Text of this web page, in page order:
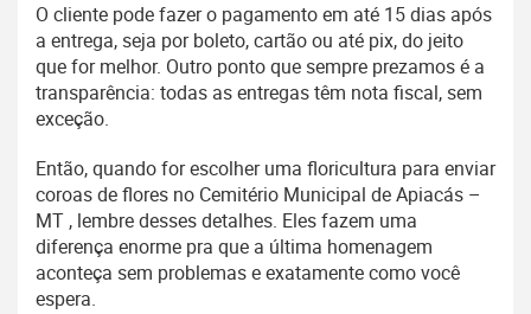
O cliente pode fazer o pagamento em até 15 dias após
a entrega, seja por boleto, cartão ou até pix, do jeito
que for melhor. Outro ponto que sempre prezamos é a
transparência: todas as entregas têm nota fiscal, sem
exceção.
Então, quando for escolher uma floricultura para enviar
coroas de flores no Cemitério Municipal de Apiacás –
MT , lembre desses detalhes. Eles fazem uma
diferença enorme pra que a última homenagem
aconteça sem problemas e exatamente como você
espera.